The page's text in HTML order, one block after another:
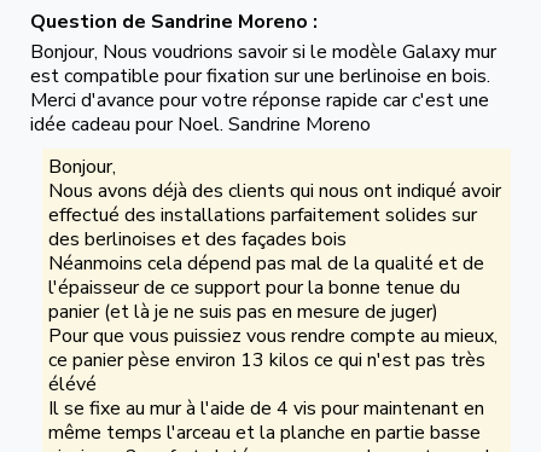
Question de Sandrine Moreno :
Bonjour, Nous voudrions savoir si le modèle Galaxy mur
est compatible pour fixation sur une berlinoise en bois.
Merci d'avance pour votre réponse rapide car c'est une
idée cadeau pour Noel. Sandrine Moreno
Bonjour,
Nous avons déjà des clients qui nous ont indiqué avoir
effectué des installations parfaitement solides sur
des berlinoises et des façades bois
Néanmoins cela dépend pas mal de la qualité et de
l'épaisseur de ce support pour la bonne tenue du
panier (et là je ne suis pas en mesure de juger)
Pour que vous puissiez vous rendre compte au mieux,
ce panier pèse environ 13 kilos ce qui n'est pas très
élévé
Il se fixe au mur à l'aide de 4 vis pour maintenant en
même temps l'arceau et la planche en partie basse